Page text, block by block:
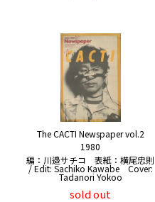
The CACTI Newspaper vol.2
1980
編：川邉サチコ 表紙：横尾忠則
/ Edit: Sachiko Kawabe Cover:
Tadanori Yokoo
sold out